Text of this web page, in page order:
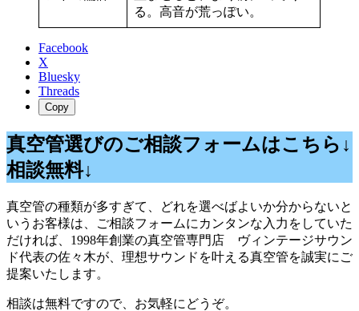
る。高音が荒っぽい。
Facebook
X
Bluesky
Threads
Copy
真空管選びのご相談フォームはこちら↓
相談無料↓
真空管の種類が多すぎて、どれを選べばよいか分からないと
いうお客様は、ご相談フォームにカンタンな入力をしていた
だければ、1998年創業の真空管専門店 ヴィンテージサウン
ド代表の佐々木が、理想サウンドを叶える真空管を誠実にご
提案いたします。
相談は無料ですので、お気軽にどうぞ。